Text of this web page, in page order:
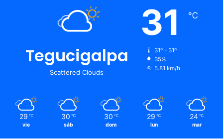
Tegucigalpa
Scattered Clouds
31 ℃
31º - 31º
35%
5.81 km/h
29 ℃
vie
30 ℃
sáb
30 ℃
dom
29 ℃
lun
24 ℃
mar